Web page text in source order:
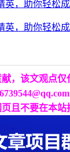
，该文观点
且不要在本